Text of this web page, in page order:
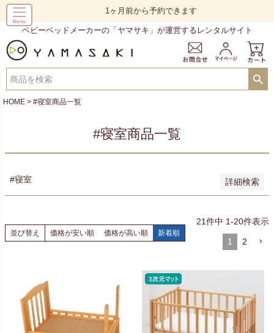
1ヶ月前から予約できます
ベビーベッドメーカーの「ヤマサキ」が運営するレンタルサイト
HOME #寝室商品一覧
#寝室商品一覧
#寝室 詳細検索
予約商品のみを表示
新着順
登録順
価格が安い順
優先度順
キーワードヒット順
検索
並び替え 価格が安い順 価格が高い順 新着順
21件中 1-20件表示
1 2